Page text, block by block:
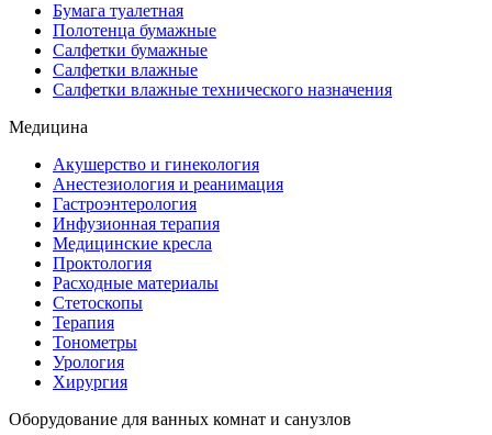
Бумага туалетная
Полотенца бумажные
Салфетки бумажные
Салфетки влажные
Салфетки влажные технического назначения
Медицина
Акушерство и гинекология
Анестезиология и реанимация
Гастроэнтерология
Инфузионная терапия
Медицинские кресла
Проктология
Расходные материалы
Стетоскопы
Терапия
Тонометры
Урология
Хирургия
Оборудование для ванных комнат и санузлов